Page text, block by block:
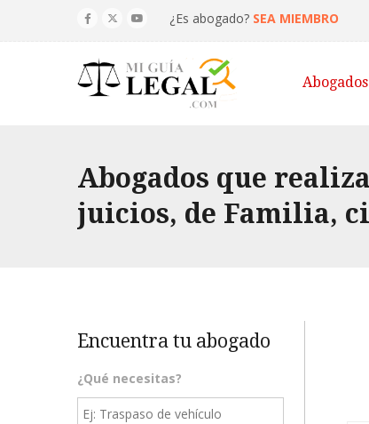
¿Es abogado? SEA MIEMBRO
Abogados
Abogados que
juicios, de Familia,
Encuentra tu abogado
¿Qué necesitas?